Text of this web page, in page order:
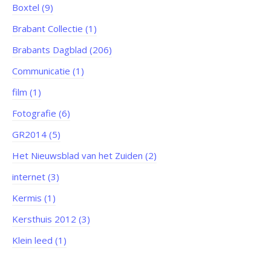
Boxtel (9)
Brabant Collectie (1)
Brabants Dagblad (206)
Communicatie (1)
film (1)
Fotografie (6)
GR2014 (5)
Het Nieuwsblad van het Zuiden (2)
internet (3)
Kermis (1)
Kersthuis 2012 (3)
Klein leed (1)